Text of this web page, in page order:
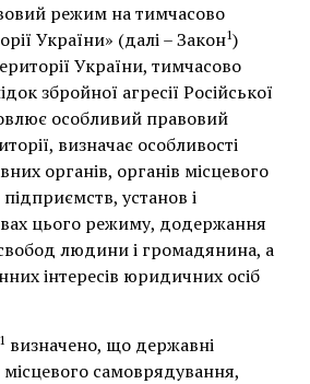
режим на тимчасово
України» (далі – Закон1)
України, тимчасово
збройної агресії Російської
особливий правовий
визначає особливості
органів, органів місцевого
установ і
цього режиму, додержання
свобод людини і громадянина, а
інтересів юридичних осіб
1 визначено, що державні
самоврядування,